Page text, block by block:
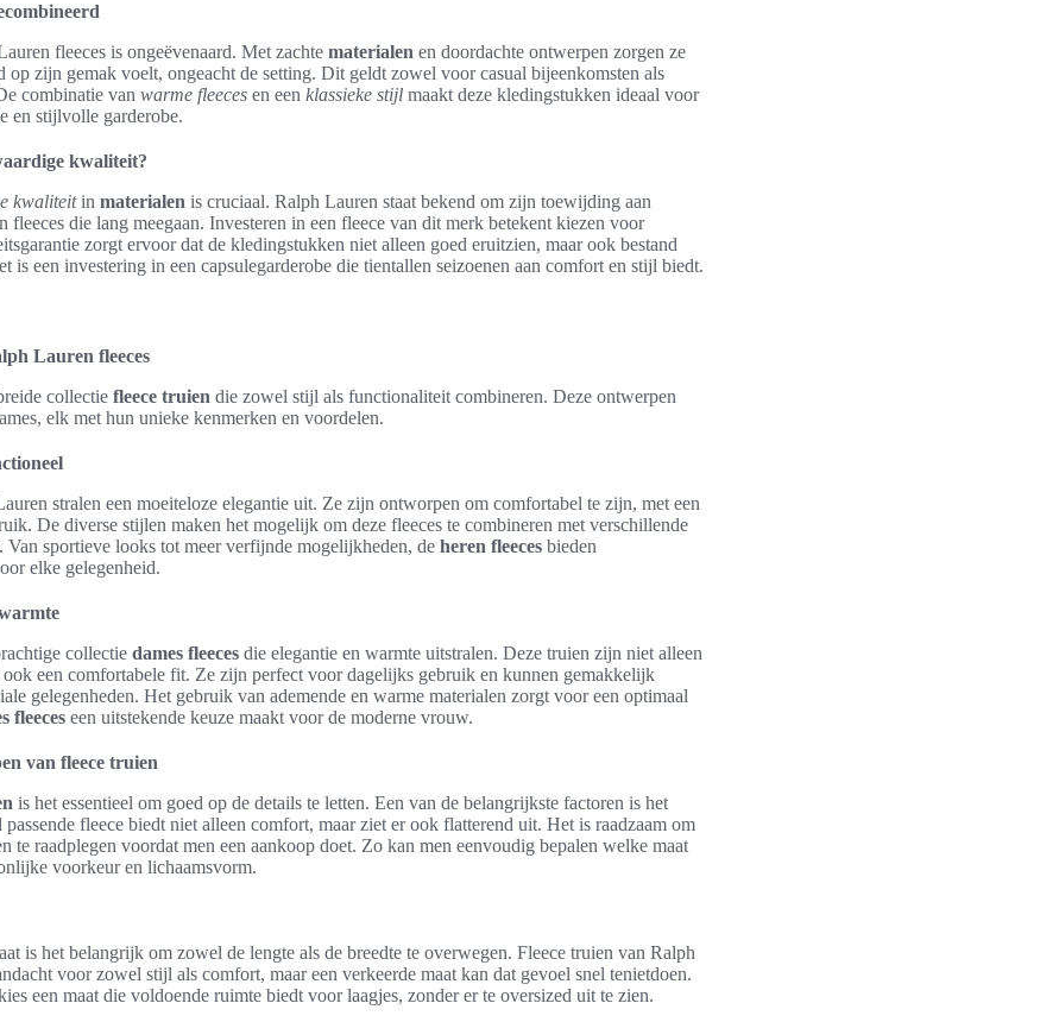
fleeces is ongeëvenaard. Met zachte materialen en doordachte ontwerpen zorgen ze
op zijn gemak voelt, ongeacht de setting. Dit geldt zowel voor casual bijeenkomsten als
combinatie van warme fleeces en een klassieke stijl maakt deze kledingstukken ideaal voor
en stijlvolle garderobe.
kwaliteit?
kwaliteitin materialen is cruciaal. Ralph Lauren staat bekend om zijn toewijding aan
fleeces die lang meegaan. Investeren in een fleece van dit merk betekent kiezen voor
zorgt ervoor dat de kledingstukken niet alleen goed eruitzien, maar ook bestand
is een investering in een capsulegarderobe die tientallen seizoenen aan comfort en stijl biedt.
Lauren fleeces
collectie fleece truien die zowel stijl als functionaliteit combineren. Deze ontwerpen
elk met hun unieke kenmerken en voordelen.
stralen een moeiteloze elegantie uit. Ze zijn ontworpen om comfortabel te zijn, met een
De diverse stijlen maken het mogelijk om deze fleeces te combineren met verschillende
sportieve looks tot meer verfijnde mogelijkheden, de heren fleeces bieden
elke gelegenheid.
collectie dames fleeces die elegantie en warmte uitstralen. Deze truien zijn niet alleen
een comfortabele fit. Ze zijn perfect voor dagelijks gebruik en kunnen gemakkelijk
gelegenheden. Het gebruik van ademende en warme materialen zorgt voor een optimaal
fleeces een uitstekende keuze maakt voor de moderne vrouw.
van fleece truien
is het essentieel om goed op de details te letten. Een van de belangrijkste factoren is het
passende fleece biedt niet alleen comfort, maar ziet er ook flatterend uit. Het is raadzaam om
te raadplegen voordat men een aankoop doet. Zo kan men eenvoudig bepalen welke maat
voorkeur en lichaamsvorm.
is het belangrijk om zowel de lengte als de breedte te overwegen. Fleece truien van Ralph
voor zowel stijl als comfort, maar een verkeerde maat kan dat gevoel snel tenietdoen.
een maat die voldoende ruimte biedt voor laagjes, zonder er te oversized uit te zien.